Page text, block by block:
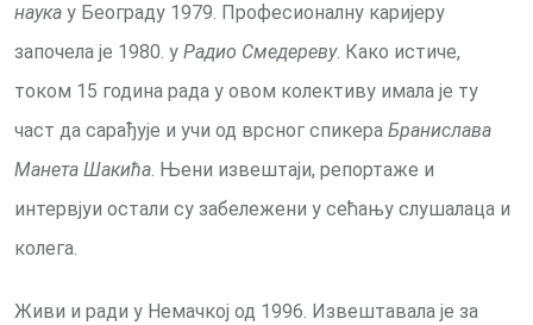
наука у Београду 1979. Професионалну каријеру
започела је 1980. у Радио Смедереву. Како истиче,
током 15 година рада у овом колективу имала је ту
част да сарађује и учи од врсног спикера Бранислава
Манета Шакића. Њени извештаји, репортаже и
интервјуи остали су забележени у сећању слушалаца и
колега.
Живи и ради у Немачкој од 1996. Извештавала је за